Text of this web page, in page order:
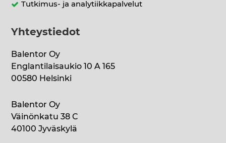
Tutkimus- ja analytiikkapalvelut
Yhteystiedot
Balentor Oy
Englantilaisaukio 10 A 165
00580 Helsinki
Balentor Oy
Väinönkatu 38 C
40100 Jyväskylä